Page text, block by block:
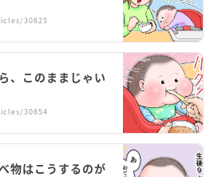
30825
、このままじゃい
30854
物はこうするのが